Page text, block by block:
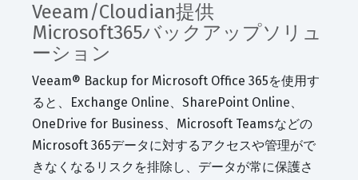
Veeam/Cloudian提供
Microsoft365バックアップソリュ
ーション
Veeam® Backup for Microsoft Office 365を使用す
ると、Exchange Online、SharePoint Online、
OneDrive for Business、Microsoft Teamsなどの
Microsoft 365データに対するアクセスや管理がで
きなくなるリスクを排除し、データが常に保護さ